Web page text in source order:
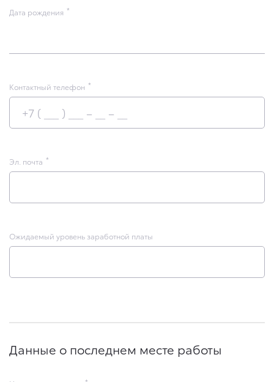
Дата рождения
Контактный телефон
Эл. почта
Ожидаемый уровень заработной платы
Данные о последнем месте работы